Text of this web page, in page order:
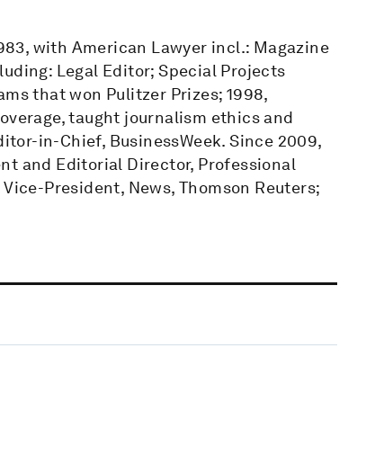
with American Lawyer incl.: Magazine
Legal Editor; Special Projects
that won Pulitzer Prizes; 1998,
taught journalism ethics and
in-Chief, BusinessWeek. Since 2009,
and Editorial Director, Professional
President, News, Thomson Reuters;